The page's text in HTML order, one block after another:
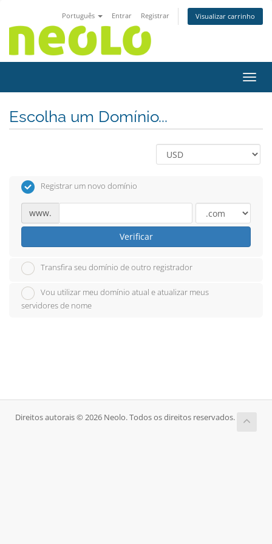
Português Entrar Registrar Visualizar carrinho
Escolha um Domínio...
Registrar um novo domínio
www.
Verificar
Transfira seu domínio de outro registrador
Vou utilizar meu domínio atual e atualizar meus
servidores de nome
Direitos autorais © 2026 Neolo. Todos os direitos reservados.